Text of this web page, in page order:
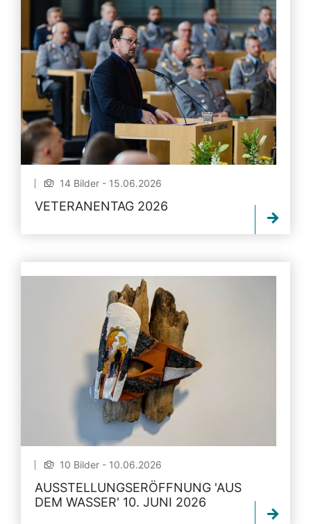
14 Bilder - 15.06.2026
VETERANENTAG 2026
10 Bilder - 10.06.2026
AUSSTELLUNGSERÖFFNUNG 'AUS
DEM WASSER' 10. JUNI 2026